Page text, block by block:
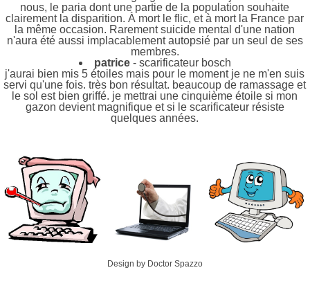
nous, le paria dont une partie de la population souhaite
clairement la disparition. À mort le flic, et à mort la France par
la même occasion. Rarement suicide mental d'une nation
n'aura été aussi implacablement autopsié par un seul de ses
membres.
patrice- scarificateur bosch
j'aurai bien mis 5 étoiles mais pour le moment je ne m'en suis
servi qu'une fois. très bon résultat. beaucoup de ramassage et
le sol est bien griffé. je mettrai une cinquième étoile si mon
gazon devient magnifique et si le scarificateur résiste
quelques années.
Design by Doctor Spazzo